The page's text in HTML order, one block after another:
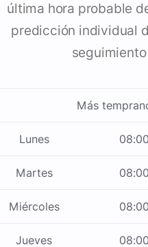
última hora probable
predicción individual
Más
Lunes 08:00
Martes 08:00
Miércoles 08:00
Jueves 08:00